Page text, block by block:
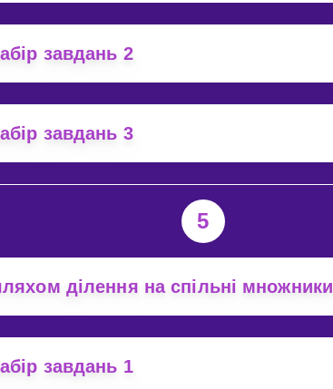
завдань 2
завдань 3
5
ділення на спільні множники
завдань 1